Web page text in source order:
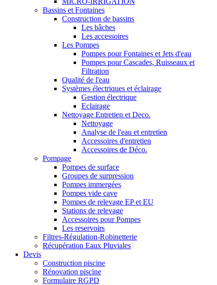
Bassins et Fontaines
Construction de bassins
Les bâches
Les accessoires
Les Pompes
Pompes pour Fontaines et Jets d'eau
Pompes pour Cascades, Ruisseaux et
Filtration
Qualité de l'eau
Systèmes électriques et éclairage
Gestion électrique
Eclairage
Nettoyage Entretien et Deco.
Nettoyage
Analyse de l'eau et entretien
Accessoires d'entretien
Accessoires de Déco.
Pompage
Pompes de surface
Groupes de surpression
Pompes immergées
Pompes vide cave
Pompes de relevage EP et EU
Stations de relevage
Accessoires pour Pompes
Les reservoirs
Filtres-Régulation-Robinetterie
Récupération Eaux Pluviales
Devis
Construction piscine
Rénovation piscine
Formulaire RGPD